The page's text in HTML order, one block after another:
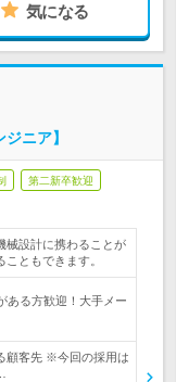
気になる
ニア】
第二新卒歓迎
械設計に携わることが
ともできます。
ある方歓迎！大手メー
顧客先 ※今回の採用は